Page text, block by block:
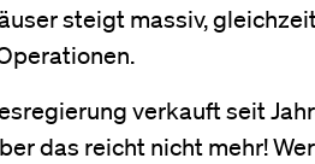
steigt massiv,
verkauft seit
das reicht nicht mehr!